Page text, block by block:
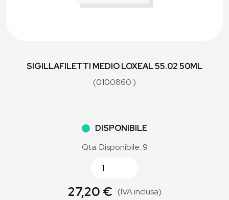
SIGILLAFILETTI MEDIO LOXEAL 55.02 50ML
(0100860 )
DISPONIBILE
Qta. Disponibile: 9
27,20 € (IVA inclusa)